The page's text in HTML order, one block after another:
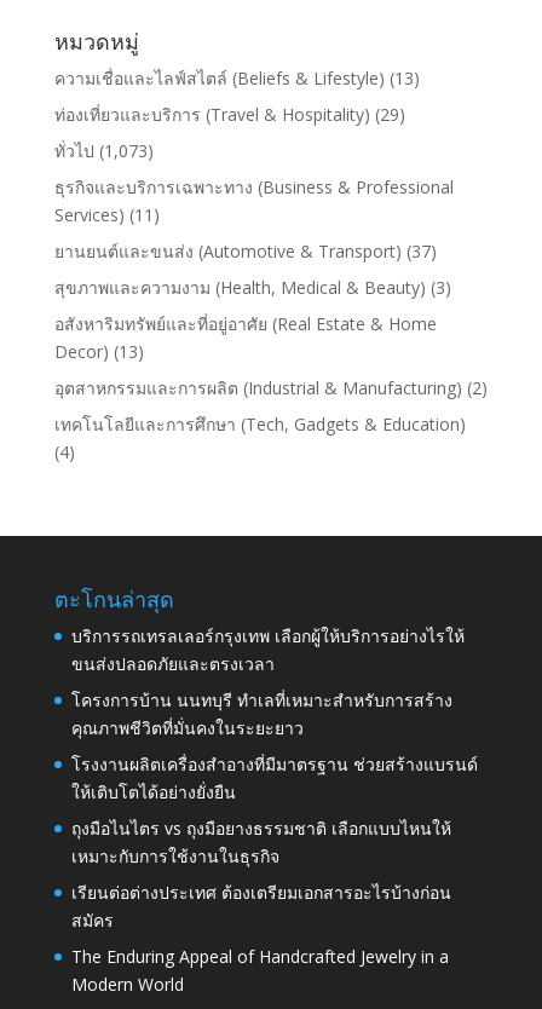
หมวดหมู่
ความเชื่อและไลฟ์สไตล์ (Beliefs & Lifestyle) (13)
ท่องเที่ยวและบริการ (Travel & Hospitality) (29)
ทั่วไป (1,073)
ธุรกิจและบริการเฉพาะทาง (Business & Professional
Services) (11)
ยานยนต์และขนส่ง (Automotive & Transport) (37)
สุขภาพและความงาม (Health, Medical & Beauty) (3)
อสังหาริมทรัพย์และที่อยู่อาศัย (Real Estate & Home
Decor) (13)
อุตสาหกรรมและการผลิต (Industrial & Manufacturing) (2)
เทคโนโลยีและการศึกษา (Tech, Gadgets & Education)
(4)
ตะโกนล่าสุด
บริการรถเทรลเลอร์กรุงเทพ เลือกผู้ให้บริการอย่างไรให้
ขนส่งปลอดภัยและตรงเวลา
โครงการบ้าน นนทบุรี ทำเลที่เหมาะสำหรับการสร้าง
คุณภาพชีวิตที่มั่นคงในระยะยาว
โรงงานผลิตเครื่องสำอางที่มีมาตรฐาน ช่วยสร้างแบรนด์
ให้เติบโตได้อย่างยั่งยืน
ถุงมือไนไตร vs ถุงมือยางธรรมชาติ เลือกแบบไหนให้
เหมาะกับการใช้งานในธุรกิจ
เรียนต่อต่างประเทศ ต้องเตรียมเอกสารอะไรบ้างก่อน
สมัคร
The Enduring Appeal of Handcrafted Jewelry in a
Modern World